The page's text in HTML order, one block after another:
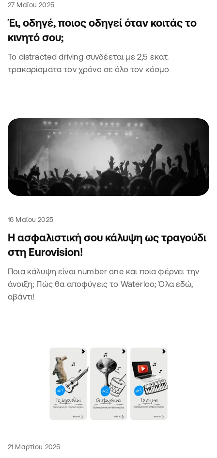
27 Μαΐου 2025
Έι, οδηγέ, ποιος οδηγεί όταν κοιτάς το
κινητό σου;
Το distracted driving συνδέεται με 2,5 εκατ.
τρακαρίσματα τον χρόνο σε όλο τον κόσμο
16 Μαΐου 2025
Η ασφαλιστική σου κάλυψη ως τραγούδι
στη Eurovision!
Ποια κάλυψη είναι number one και ποια φέρνει την
άνοιξη; Πώς θα αποφύγεις το Waterloo; Όλα εδώ,
αβάντι!
21 Μαρτίου 2025